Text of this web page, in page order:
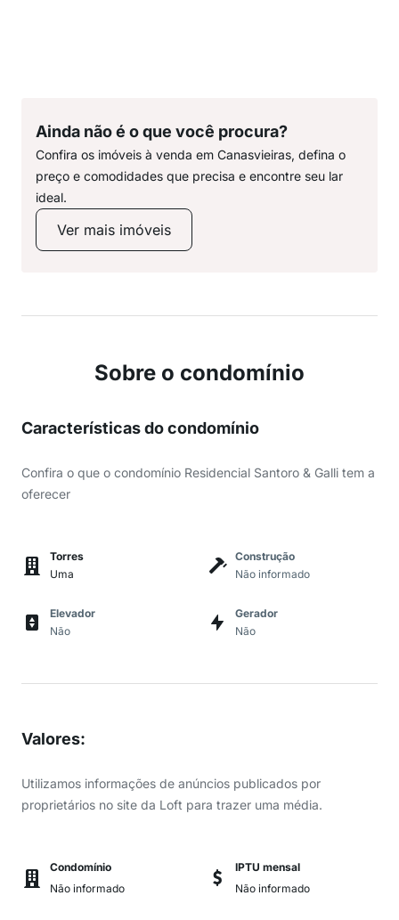
Ainda não é o que você procura?
Confira os imóveis à venda em Canasvieiras, defina o
preço e comodidades que precisa e encontre seu lar
ideal.
Ver mais imóveis
Sobre o condomínio
Características do condomínio
Confira o que o condomínio Residencial Santoro & Galli tem a
oferecer
Torres
Uma
Construção
Não informado
Elevador
Não
Gerador
Não
Valores:
Utilizamos informações de anúncios publicados por
proprietários no site da Loft para trazer uma média.
Condomínio
Não informado
IPTU mensal
Não informado